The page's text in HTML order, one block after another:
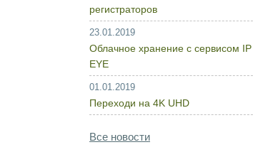
регистраторов
23.01.2019
Облачное хранение с сервисом IP
EYE
01.01.2019
Переходи на 4K UHD
Все новости